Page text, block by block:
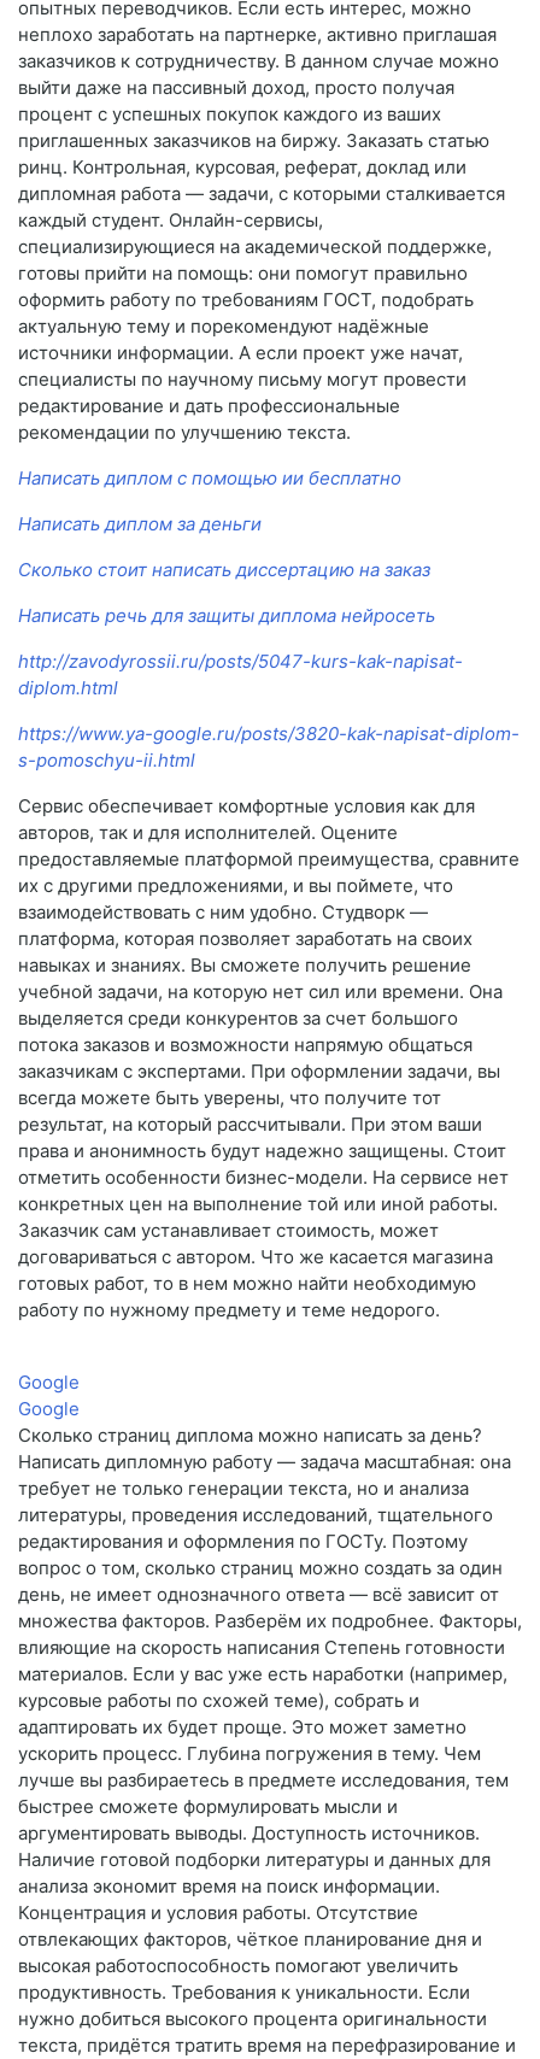
опытных переводчиков. Если есть интерес, можно
неплохо заработать на партнерке, активно приглашая
заказчиков к сотрудничеству. В данном случае можно
выйти даже на пассивный доход, просто получая
процент с успешных покупок каждого из ваших
приглашенных заказчиков на биржу. Заказать статью
ринц. Контрольная, курсовая, реферат, доклад или
дипломная работа — задачи, с которыми сталкивается
каждый студент. Онлайн-сервисы,
специализирующиеся на академической поддержке,
готовы прийти на помощь: они помогут правильно
оформить работу по требованиям ГОСТ, подобрать
актуальную тему и порекомендуют надёжные
источники информации. А если проект уже начат,
специалисты по научному письму могут провести
редактирование и дать профессиональные
рекомендации по улучшению текста.
Написать диплом с помощью ии бесплатно
Написать диплом за деньги
Сколько стоит написать диссертацию на заказ
Написать речь для защиты диплома нейросеть
http://zavodyrossii.ru/posts/5047-kurs-kak-napisat-
diplom.html
https://www.ya-google.ru/posts/3820-kak-napisat-diplom-
s-pomoschyu-ii.html
Сервис обеспечивает комфортные условия как для
авторов, так и для исполнителей. Оцените
предоставляемые платформой преимущества, сравните
их с другими предложениями, и вы поймете, что
взаимодействовать с ним удобно. Студворк —
платформа, которая позволяет заработать на своих
навыках и знаниях. Вы сможете получить решение
учебной задачи, на которую нет сил или времени. Она
выделяется среди конкурентов за счет большого
потока заказов и возможности напрямую общаться
заказчикам с экспертами. При оформлении задачи, вы
всегда можете быть уверены, что получите тот
результат, на который рассчитывали. При этом ваши
права и анонимность будут надежно защищены. Стоит
отметить особенности бизнес-модели. На сервисе нет
конкретных цен на выполнение той или иной работы.
Заказчик сам устанавливает стоимость, может
договариваться с автором. Что же касается магазина
готовых работ, то в нем можно найти необходимую
работу по нужному предмету и теме недорого.
Google
Google
Сколько страниц диплома можно написать за день?
Написать дипломную работу — задача масштабная: она
требует не только генерации текста, но и анализа
литературы, проведения исследований, тщательного
редактирования и оформления по ГОСТу. Поэтому
вопрос о том, сколько страниц можно создать за один
день, не имеет однозначного ответа — всё зависит от
множества факторов. Разберём их подробнее. Факторы,
влияющие на скорость написания Степень готовности
материалов. Если у вас уже есть наработки (например,
курсовые работы по схожей теме), собрать и
адаптировать их будет проще. Это может заметно
ускорить процесс. Глубина погружения в тему. Чем
лучше вы разбираетесь в предмете исследования, тем
быстрее сможете формулировать мысли и
аргументировать выводы. Доступность источников.
Наличие готовой подборки литературы и данных для
анализа экономит время на поиск информации.
Концентрация и условия работы. Отсутствие
отвлекающих факторов, чёткое планирование дня и
высокая работоспособность помогают увеличить
продуктивность. Требования к уникальности. Если
нужно добиться высокого процента оригинальности
текста, придётся тратить время на перефразирование и